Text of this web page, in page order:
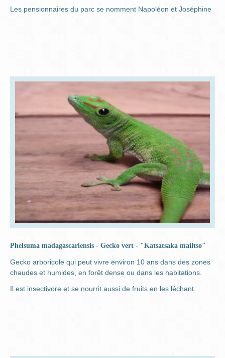
Les pensionnaires du parc se nomment Napoléon et Joséphine
Phelsuma madagascariensis - Gecko vert - "Katsatsaka mailtso"
Gecko arboricole qui peut vivre environ 10 ans dans des zones
chaudes et humides, en forêt dense ou dans les habitations.
Il est insectivore et se nourrit aussi de fruits en les léchant.